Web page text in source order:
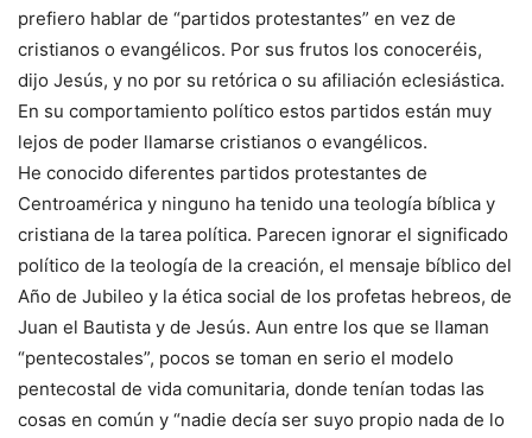
prefiero hablar de “partidos protestantes” en vez de
cristianos o evangélicos. Por sus frutos los conoceréis,
dijo Jesús, y no por su retórica o su afiliación eclesiástica.
En su comportamiento político estos partidos están muy
lejos de poder llamarse cristianos o evangélicos.
He conocido diferentes partidos protestantes de
Centroamérica y ninguno ha tenido una teología bíblica y
cristiana de la tarea política. Parecen ignorar el significado
político de la teología de la creación, el mensaje bíblico del
Año de Jubileo y la ética social de los profetas hebreos, de
Juan el Bautista y de Jesús. Aun entre los que se llaman
“pentecostales”, pocos se toman en serio el modelo
pentecostal de vida comunitaria, donde tenían todas las
cosas en común y “nadie decía ser suyo propio nada de lo